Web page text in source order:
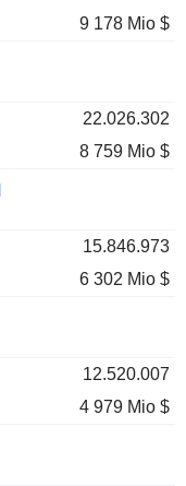
9 178 Mio $
22.026.302
8 759 Mio $
15.846.973
6 302 Mio $
12.520.007
4 979 Mio $